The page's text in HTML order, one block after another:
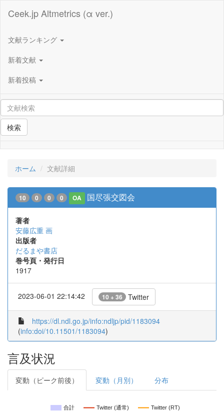
Ceek.jp Altmetrics (α ver.)
文献ランキング
新着文献
新着投稿
検索
ホーム 文献詳細
10 0 0 0 OA 国尽張交図会
著者
安藤広重 画
出版者
だるまや書店
巻号頁・発行日
1917
2023-06-01 22:14:42 10 + 36 Twitter
https://dl.ndl.go.jp/info:ndljp/pid/1183094
(info:doi/10.11501/1183094)
言及状況
変動（ピーク前後） 変動（月別） 分布
合計 Twitter (通常) Twitter (RT)